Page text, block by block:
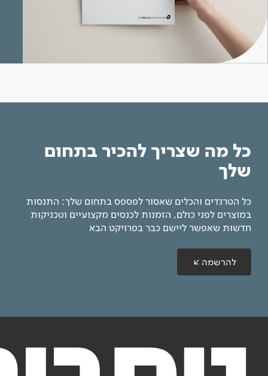
כל מה שצריך להכיר בתחום
שלך
כל הטרנדים והכלים שאסור לפספס בתחום שלך: התנסות
במוצרים לפני כולם, הזמנות לכנסים מקצועיים וטכניקות
חדשות שאפשר ליישם כבר בפרויקט הבא
להרשמה